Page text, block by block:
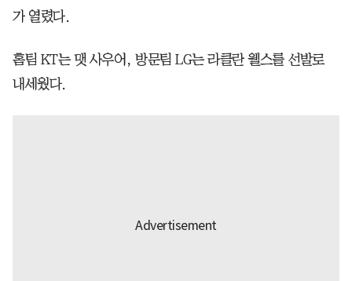
가 열렸다.
홈팀 KT는 맷 사우어, 방문팀 LG는 라클란 웰스를 선발로
내세웠다.